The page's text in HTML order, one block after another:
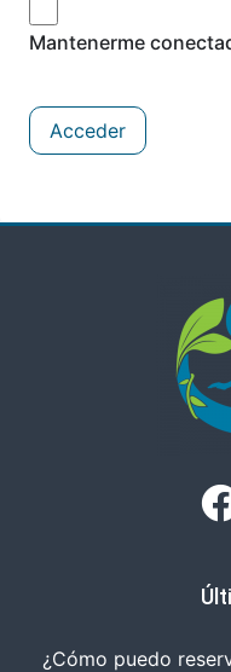
Mantenerme
Acceder
¿Cómo puedo